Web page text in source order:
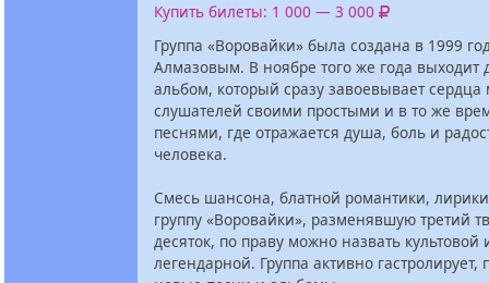
Купить билеты: 1 000 — 3 000
Группа «Воровайки» была создана в 1999
Алмазовым. В ноябре того же года выходит
альбом, который сразу завоевывает сердца
слушателей своими простыми и в то же
песнями, где отражается душа, боль и
человека.
Смесь шансона, блатной романтики,
группу «Воровайки», разменявшую третий
десяток, по праву можно назвать культовой
легендарной. Группа активно гастролирует,